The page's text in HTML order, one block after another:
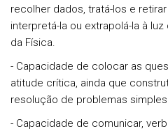
recolher dados, tratá-los e
interpretá-la ou extrapolá-la à
da Física.
- Capacidade de colocar as
atitude crítica, ainda que
resolução de problemas simples
- Capacidade de comunicar,